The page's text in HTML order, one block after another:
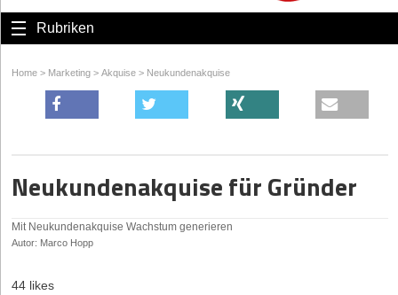
Rubriken
Home > Marketing > Akquise > Neukundenakquise
Neukundenakquise für Gründer
Mit Neukundenakquise Wachstum generieren
Autor: Marco Hopp
44 likes